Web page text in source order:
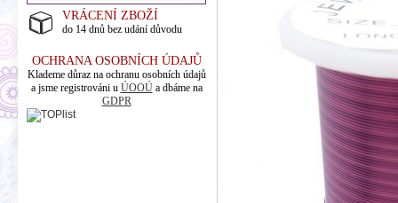
VRÁCENÍ ZBOŽÍ
do 14 dnů bez udání důvodu
OCHRANA OSOBNÍCH ÚDAJŮ
Klademe důraz na ochranu osobních údajů
a jsme registrováni u ÚOOÚa dbáme na
GDPR